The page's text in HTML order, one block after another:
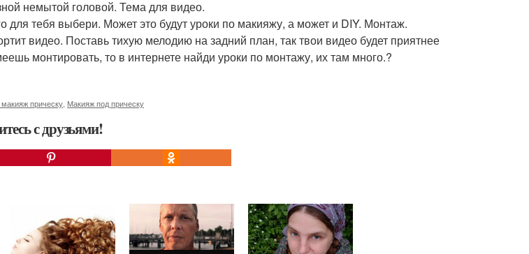
немытой головой. Тема для видео.
для тебя выбери. Может это будут уроки по макияжу, а может и DIY. Монтаж.
видео. Поставь тихую мелодию на задний план, так твои видео будет приятнее
монтировать, то в интернете найди уроки по монтажу, их там много.?
прическу Макияж под прическу
с друзьями!